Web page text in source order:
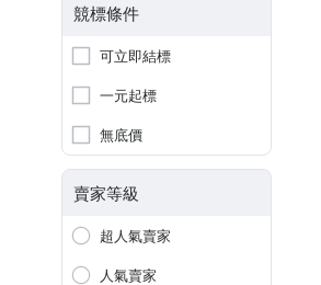
競標條件
可立即結標
一元起標
無底價
賣家等級
超人氣賣家
人氣賣家